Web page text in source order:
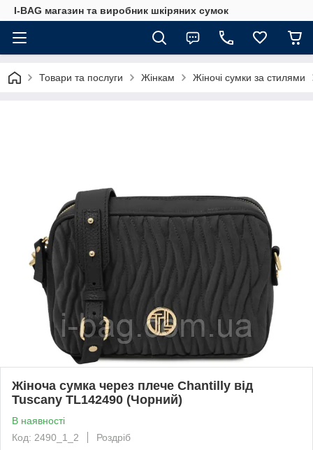
I-BAG магазин та виробник шкіряних сумок
Товари та послуги Жінкам Жіночі сумки за стилями
Жіноча сумка через плече Chantilly від
Tuscany TL142490 (Чорний)
В наявності
Код: 2490_1_2
Роздріб